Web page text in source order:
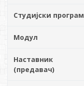
Студијски програм
Модул
Наставник
(предавач)